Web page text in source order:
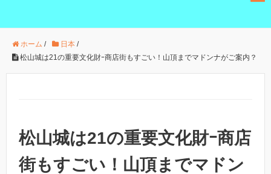
ホーム / 日本 /
松山城は21の重要文化財ｰ商店街もすごい！山頂までマドンナがご案内？
松山城は21の重要文化財ｰ商店
街もすごい！山頂までマドン